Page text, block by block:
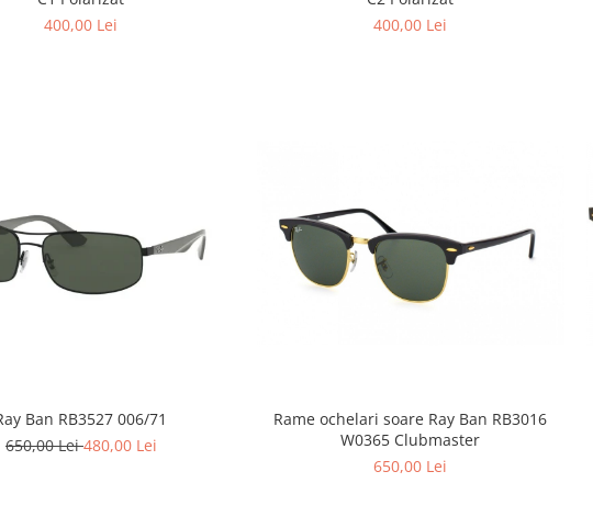
400,00 Lei
400,00 Lei
Ban RB3527 006/71
650,00 Lei480,00 Lei
Rame ochelari soare Ray Ban RB3016
W0365 Clubmaster
650,00 Lei